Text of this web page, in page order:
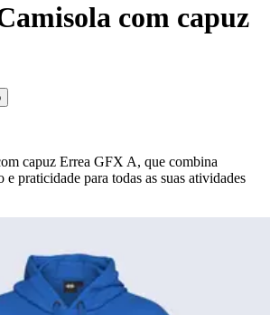
com capuz
capuz Errea GFX A, que combina
praticidade para todas as suas atividades